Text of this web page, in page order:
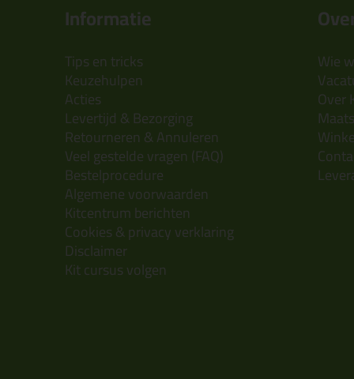
Informatie
Tips en tricks
Keuzehulpen
Acties
Levertijd & Bezorging
Retourneren & Annuleren
Veel gestelde vragen (FAQ)
Bestelprocedure
Algemene voorwaarden
Kitcentrum berichten
Cookies & privacy verklaring
Disclaimer
Kit cursus volgen
Wie
Over